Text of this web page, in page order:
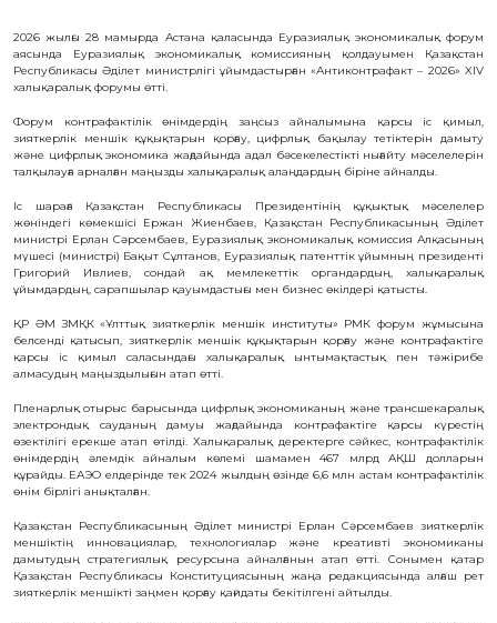
ЗМ
ОБЪЕКТІЛЕРІ
ӨНЕРТАБЫСТАР
ПАЙДАЛЫ
МОДЕЛЬДЕР
ҮЛГІЛЕР
СЕЛЕКЦИЯЛЫҚ
ЖЕТІСТІКТЕР
БЕЛГІЛЕРІ
ЖЕРДIҢ
АТАУЛАРЫ
НҰСҚАМАЛАР
ИНТЕГРАЛДЫҚ
МИКРОСХЕМА
ТОПОЛОГИЯЛАРЫ
КОММЕРЦИЯЛАНДЫРУ
ШАРТТАРЫ
АВТОРЛЫҚ
ДИРЕКТОРДЫҢ
БЛОГЫ
ИНТЕРАКТИВТІ
2026 жылғы 28 мамырда Астана қаласында Еуразиялық экономикалық форум
аясында Еуразиялық экономикалық комиссияның қолдауымен Қазақстан
Республикасы Әділет министрлігі ұйымдастырған «Антиконтрафакт – 2026» XIV
халықаралық форумы өтті.
Форум контрафактілік өнімдердің заңсыз айналымына қарсы іс қимыл,
зияткерлік меншік құқықтарын қорғау, цифрлық бақылау тетіктерін дамыту
және цифрлық экономика жағдайында адал бәсекелестікті нығайту мәселелерін
талқылауға арналған маңызды халықаралық алаңдардың біріне айналды.
Іс шараға Қазақстан Республикасы Президентінің құқықтық мәселелер
жөніндегі көмекшісі Ержан Жиенбаев, Қазақстан Республикасының Әділет
министрі Ерлан Сәрсембаев, Еуразиялық экономикалық комиссия Алқасының
мүшесі (министрі) Бақыт Сұлтанов, Еуразиялық патенттік ұйымның президенті
Григорий Ивлиев, сондай ақ мемлекеттік органдардың, халықаралық
ұйымдардың, сарапшылар қауымдастығы мен бизнес өкілдері қатысты.
ҚР ӘМ ЗМҚК «Ұлттық зияткерлік меншік институты» РМК форум жұмысына
белсенді қатысып, зияткерлік меншік құқықтарын қорғау және контрафактіге
қарсы іс қимыл саласындағы халықаралық ынтымақтастық пен тәжірибе
алмасудың маңыздылығын атап өтті.
Пленарлық отырыс барысында цифрлық экономиканың және трансшекаралық
электрондық сауданың дамуы жағдайында контрафактіге қарсы күрестің
өзектілігі ерекше атап өтілді. Халықаралық деректерге сәйкес, контрафактілік
өнімдердің әлемдік айналым көлемі шамамен 467 млрд АҚШ долларын
құрайды. ЕАЭО елдерінде тек 2024 жылдың өзінде 6,6 млн астам контрафактілік
өнім бірлігі анықталған.
Қазақстан Республикасының Әділет министрі Ерлан Сәрсембаев зияткерлік
меншіктің инновациялар, технологиялар және креативті экономиканы
дамытудың стратегиялық ресурсына айналғанын атап өтті. Сонымен қатар
Қазақстан Республикасы Конституциясының жаңа редакциясында алғаш рет
зияткерлік меншікті заңмен қорғау қағидаты бекітілгені айтылды.